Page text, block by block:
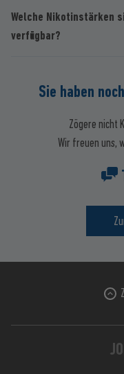
Welche Nikotinstärken
verfügbar?
Sie haben
Zögere nicht
Wir freuen uns,